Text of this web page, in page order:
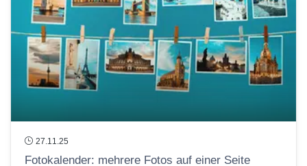
27.11.25
Fotokalender: mehrere Fotos auf einer Seite